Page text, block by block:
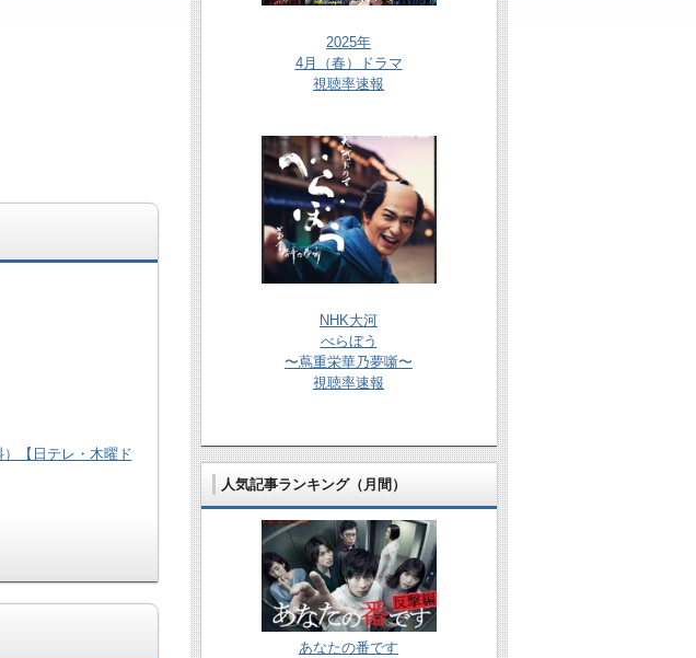
【日テレ・木曜ド
2025年
4月（春）ドラマ
視聴率速報
NHK大河
べらぼう
〜蔦重栄華乃夢噺〜
視聴率速報
人気記事ランキング（月間）
あなたの番です